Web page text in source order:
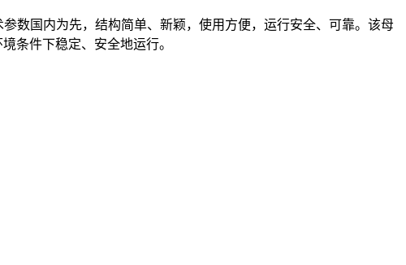
数国内为先，结构简单、新颖，使用方便，运行安全、可靠。该母
条件下稳定、安全地运行。